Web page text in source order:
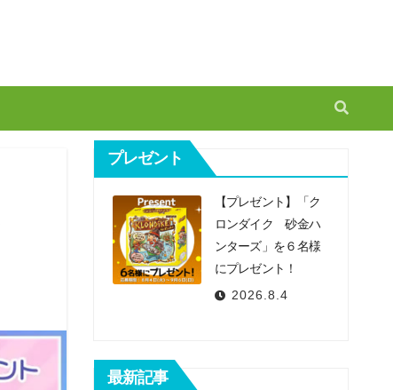
プレゼント
【プレゼント】「ク
ロンダイク 砂金ハ
ンターズ」を６名様
にプレゼント！
2026.8.4
最新記事